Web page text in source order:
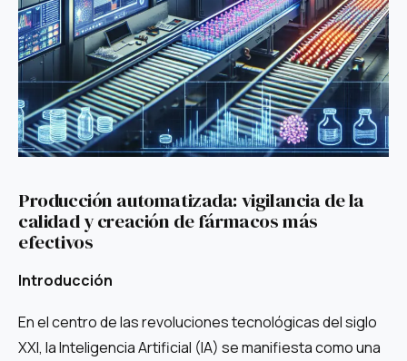
Producción automatizada: vigilancia de la
calidad y creación de fármacos más
efectivos
Introducción
En el centro de las revoluciones tecnológicas del siglo
XXI, la Inteligencia Artificial (IA) se manifiesta como una